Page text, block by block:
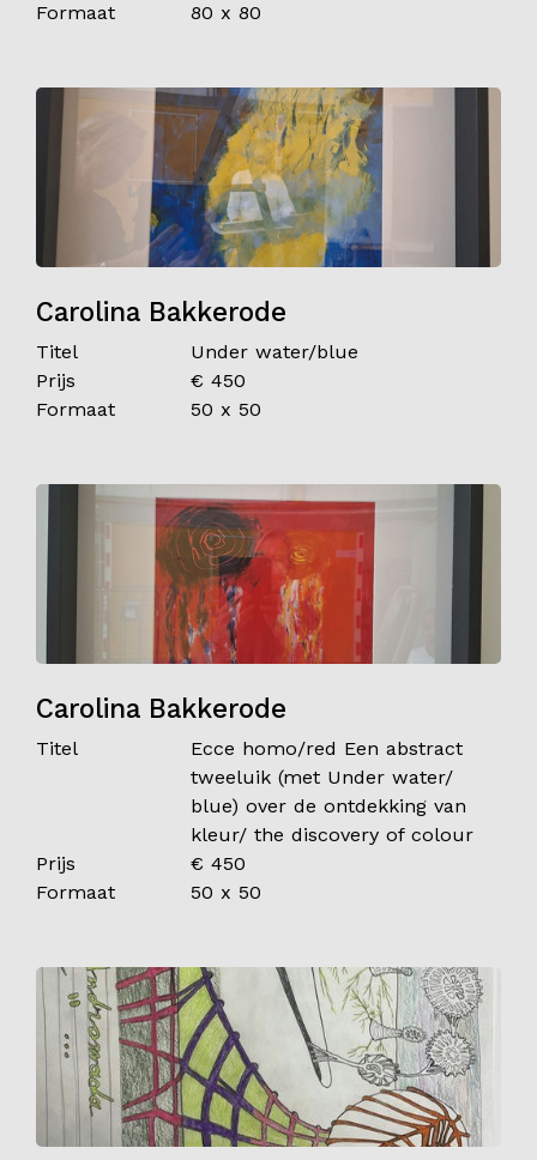
Formaat
80 x 80
Carolina Bakkerode
Titel
Under water/blue
Prijs
€ 450
Formaat
50 x 50
Carolina Bakkerode
Titel
Ecce homo/red Een abstract
tweeluik (met Under water/
blue) over de ontdekking van
kleur/ the discovery of colour
Prijs
€ 450
Formaat
50 x 50